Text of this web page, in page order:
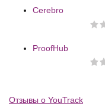
Cerebro
ProofHub
Отзывы о YouTrack